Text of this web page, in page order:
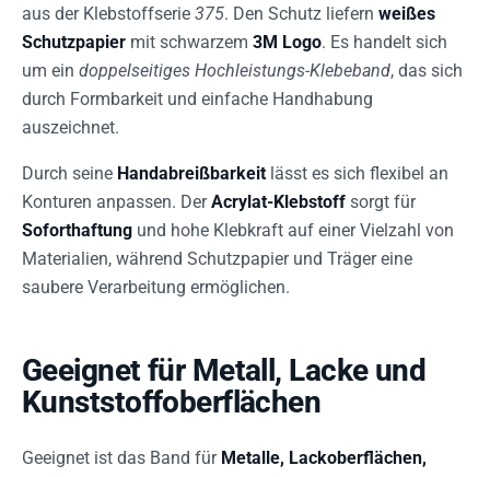
aus der Klebstoffserie 375. Den Schutz liefern weißes
Schutzpapier mit schwarzem 3M Logo. Es handelt sich
um ein doppelseitiges Hochleistungs-Klebeband, das sich
durch Formbarkeit und einfache Handhabung
auszeichnet.
Durch seine Handabreißbarkeit lässt es sich flexibel an
Konturen anpassen. DerAcrylat-Klebstoff sorgt für
Soforthaftung und hohe Klebkraft auf einer Vielzahl von
Materialien, während Schutzpapier und Träger eine
saubere Verarbeitung ermöglichen.
Geeignet für Metall, Lacke und
Kunststoffoberflächen
Geeignet ist das Band für Metalle, Lackoberflächen,